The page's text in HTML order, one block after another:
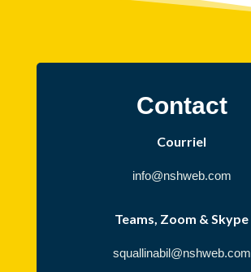
Contact
Courriel
info@nshweb.com
Teams, Zoom & Skype
squallinabil@nshweb.com